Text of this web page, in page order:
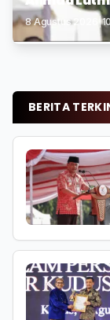
Penguat
8 Agustus 2026 |
Award
8 Agustus 2026 |
8 Agustus 2026 |
BERITA